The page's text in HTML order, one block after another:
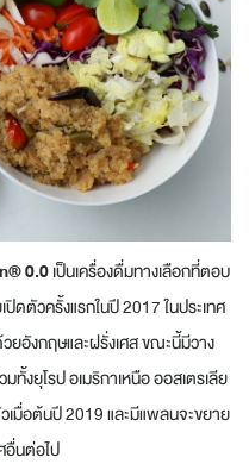
0.0เป็นเครื่องดื่มทางเลือกที่ตอบ
ดตัวครั้งแรกในปี 2017 ในประเทศ
ยอังกฤษและฝรั่งเศส ขณะนี้มีวาง
งยุโรป อเมริกาเหนือ ออสเตรเลีย
วเมื่อต้นปี 2019 และมีแพลนจะขยาย
อื่นต่อไป